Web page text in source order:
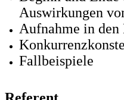
Auswirkungen
Aufnahme in den
Fallbeispiele